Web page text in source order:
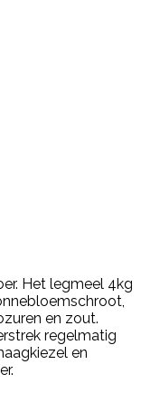
Het legmeel 4kg
en zout.
regelmatig
en